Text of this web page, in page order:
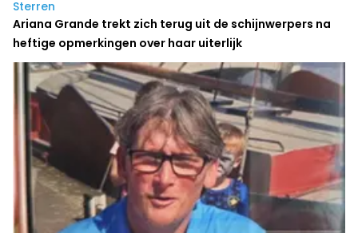
Sterren
Ariana Grande trekt zich terug uit de schijnwerpers na
heftige opmerkingen over haar uiterlijk